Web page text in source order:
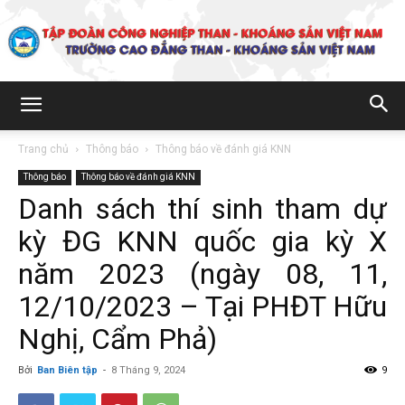
Trường
Than
Trang chủ Thông báo Thông báo về đánh giá KNN
Thông báo Thông báo về đánh giá KNN
Danh sách thí sinh tham dự
kỳ ĐG KNN quốc gia kỳ X
năm 2023 (ngày 08, 11,
12/10/2023 – Tại PHĐT Hữu
Nghị, Cẩm Phả)
Bởi Ban Biên tập - 8 Tháng 9, 2024 9